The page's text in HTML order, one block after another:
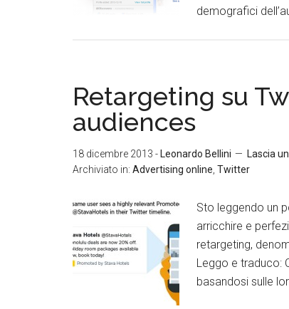
demografici
Retargeting su
audiences
18 dicembre 2013 - Leonardo Bellini
Lascia
Archiviato in: Advertising online Twitter
Sto leggendo un
arricchire e
retargeting,
Leggo e traduco:
basandosi sulle